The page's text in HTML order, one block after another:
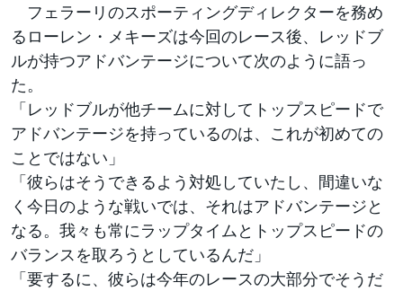
フェラーリのスポーティングディレクターを務め
るローレン・メキーズは今回のレース後、レッドブ
ルが持つアドバンテージについて次のように語っ
た。
「レッドブルが他チームに対してトップスピードで
アドバンテージを持っているのは、これが初めての
ことではない」
「彼らはそうできるよう対処していたし、間違いな
く今日のような戦いでは、それはアドバンテージと
なる。我々も常にラップタイムとトップスピードの
バランスを取ろうとしているんだ」
「要するに、彼らは今年のレースの大部分でそうだ